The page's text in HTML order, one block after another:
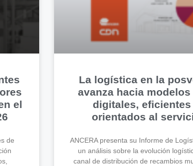
el
de
La logística en la
avanza hacia modelos
digitales, eficientes
orientados al
ANCERA presenta su Informe de
un análisis sobre la evolución
canal de distribución de recambios